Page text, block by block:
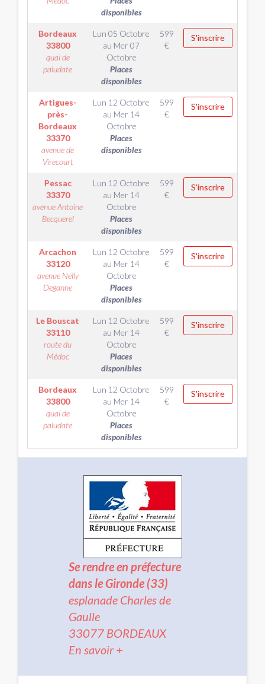
disponibles
Bordeaux
33800
quai de
paludate
Lun 05 Octobre
au Mer 07
Octobre
Places
disponibles
599
€
S'inscrire
Artigues-
près-
Bordeaux
33370
avenue de
Virecourt
Lun 12 Octobre
au Mer 14
Octobre
Places
disponibles
599
€
S'inscrire
Pessac
33370
avenue Antoine
Becquerel
Lun 12 Octobre
au Mer 14
Octobre
Places
disponibles
599
€
S'inscrire
Arcachon
33120
avenue Nelly
Deganne
Lun 12 Octobre
au Mer 14
Octobre
Places
disponibles
599
€
S'inscrire
Le Bouscat
33110
route du
Médoc
Lun 12 Octobre
au Mer 14
Octobre
Places
disponibles
599
€
S'inscrire
Bordeaux
33800
quai de
paludate
Lun 12 Octobre
au Mer 14
Octobre
Places
disponibles
599
€
S'inscrire
Se rendre en préfecture
dans le Gironde (33)
esplanade Charles de
Gaulle
33077 BORDEAUX
En savoir +